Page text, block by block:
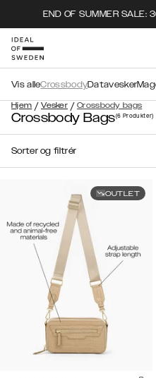
END OF SUMMER SALE:
Hjem / Vesker / Crossbody bags
Vis alleCrossbodyDatavesker
Crossbody Bags(6 Produkter)
Sorter og filtrér
OUTLET